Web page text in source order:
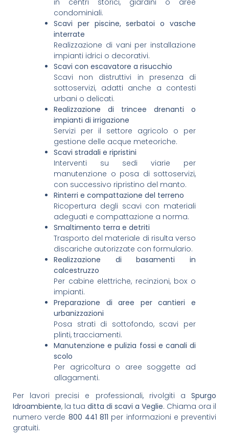
condominiali.
Scavi per piscine, serbatoi o vasche
interrate
Realizzazione di vani per installazione
impianti idrici o decorativi.
Scavi con escavatore a risucchio
Scavi non distruttivi in presenza di
sottoservizi, adatti anche a contesti
urbani o delicati.
Realizzazione di trincee drenanti o
impianti di irrigazione
Servizi per il settore agricolo o per
gestione delle acque meteoriche.
Scavi stradali e ripristini
Interventi su sedi viarie per
manutenzione o posa di sottoservizi,
con successivo ripristino del manto.
Rinterri e compattazione del terreno
Ricopertura degli scavi con materiali
adeguati e compattazione a norma.
Smaltimento terra e detriti
Trasporto del materiale di risulta verso
discariche autorizzate con formulario.
Realizzazione di basamenti in
calcestruzzo
Per cabine elettriche, recinzioni, box o
impianti.
Preparazione di aree per cantieri e
urbanizzazioni
Posa strati di sottofondo, scavi per
plinti, tracciamenti.
Manutenzione e pulizia fossi e canali di
scolo
Per agricoltura o aree soggette ad
allagamenti.
Per lavori precisi e professionali, rivolgiti a Spurgo
Idroambiente, la tua ditta di scavi a Veglie. Chiama ora il
numero verde 800 441 811 per informazioni e preventivi
gratuiti.